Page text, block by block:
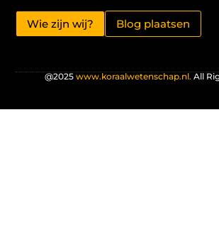
Wie zijn wij? Blog plaatsen
@2025www.koraalwetenschap.nl.All